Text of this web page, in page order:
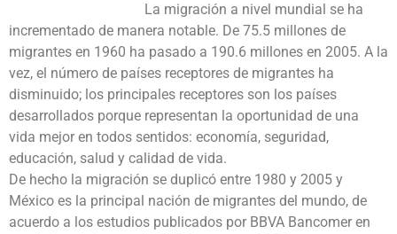
La migración a nivel mundial se ha
incrementado de manera notable. De 75.5 millones de
migrantes en 1960 ha pasado a 190.6 millones en 2005. A la
vez, el número de países receptores de migrantes ha
disminuido; los principales receptores son los países
desarrollados porque representan la oportunidad de una
vida mejor en todos sentidos: economía, seguridad,
educación, salud y calidad de vida.
De hecho la migración se duplicó entre 1980 y 2005 y
México es la principal nación de migrantes del mundo, de
acuerdo a los estudios publicados por BBVA Bancomer en